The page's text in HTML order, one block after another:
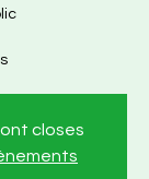
closes